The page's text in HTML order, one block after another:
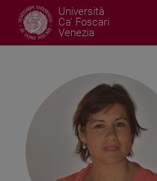
Università
Ca' Foscari
Venezia